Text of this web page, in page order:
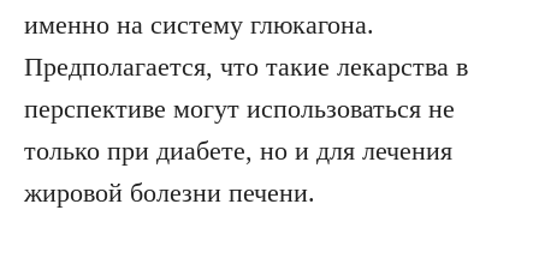
именно на систему глюкагона.
Предполагается, что такие лекарства в
перспективе могут использоваться не
только при диабете, но и для лечения
жировой болезни печени.